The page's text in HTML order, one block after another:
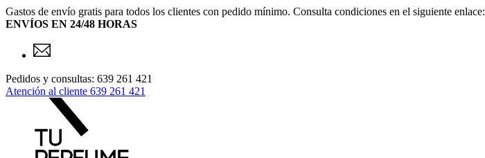
Gastos de envío gratis para todos los clientes con pedido mínimo. Consulta condiciones en el siguiente enlace:
ENVÍOS EN 24/48 HORAS
Pedidos y consultas: 639 261 421
Atención al cliente 639 261 421